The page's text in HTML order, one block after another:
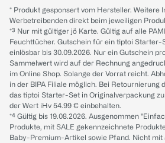
* Produkt gesponsert vom Hersteller. Weitere
Werbetreibenden direkt beim jeweiligen
*³ Nur mit gültiger jö Karte. Gültig auf alle
Feuchttücher. Gutschein für ein tiptoi Starter-
einlösbar bis 30.09.2026. Nur ein Gutschein
Sammelwert wird auf der Rechnung
im Online Shop. Solange der Vorrat reicht.
in der BIPA Filiale möglich. Bei Retournierung
das tiptoi Starter-Set in Originalverpackung
der Wert iHv 54.99 € einbehalten.
*⁴ Gültig bis 19.08.2026. Ausgenommen
Produkte, mit SALE gekennzeichnete
Baby-Premium-Artikel sowie Pfand. Nicht mit